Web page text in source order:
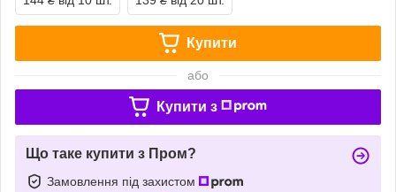
Купити
або
Купити з
Що таке купити з Пром?
Замовлення під захистом